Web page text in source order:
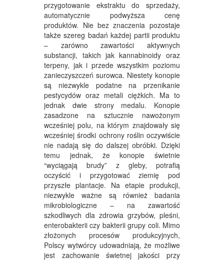
przygotowanie ekstraktu do sprzedaży,
automatycznie podwyższa cenę
produktów. Nie bez znaczenia pozostaje
także szereg badań każdej partii produktu
– zarówno zawartości aktywnych
substancji, takich jak kannabinoidy oraz
terpeny, jak i przede wszystkim poziomu
zanieczyszczeń surowca. Niestety konopie
są niezwykle podatne na przenikanie
pestycydów oraz metali ciężkich. Ma to
jednak dwie strony medalu. Konopie
zasadzone na sztucznie nawożonym
wcześniej polu, na którym znajdowały się
wcześniej środki ochrony roślin oczywiście
nie nadają się do dalszej obróbki. Dzięki
temu jednak, że konopie świetnie
“wyciągają brudy” z gleby, potrafią
oczyścić i przygotować ziemię pod
przyszłe plantacje. Na etapie produkcji,
niezwykle ważne są również badania
mikrobiologiczne – na zawartość
szkodliwych dla zdrowia grzybów, pleśni,
enterobakterii czy bakterii grupy coli. Mimo
złożonych procesów produkcyjnych,
Polscy wytwórcy udowadniają, że możliwe
jest zachowanie świetnej jakości przy